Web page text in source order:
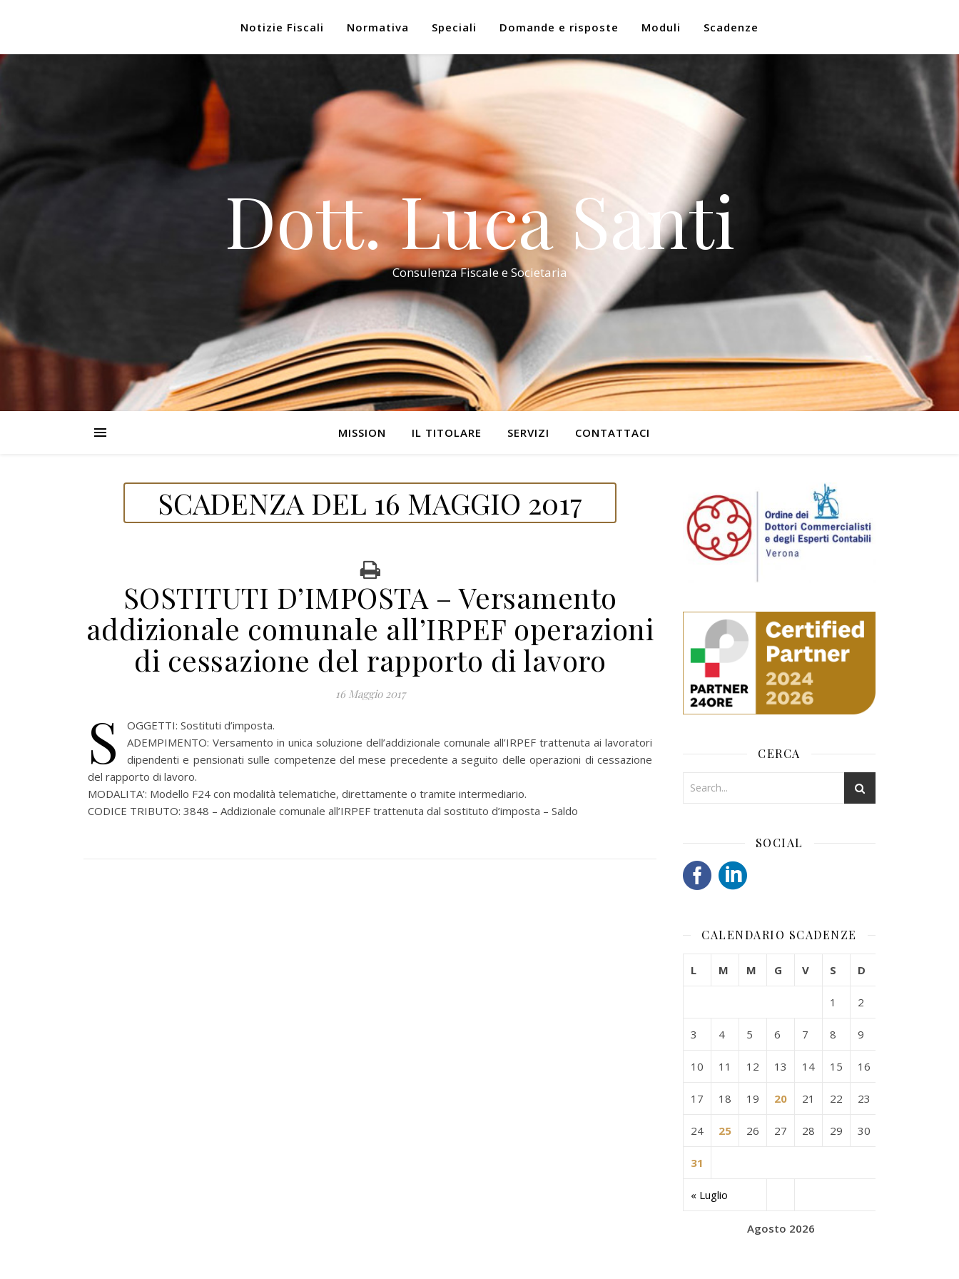
Notizie Fiscali Normativa Speciali Domande e risposte Moduli Scadenze
Dott. Luca Santi
Consulenza Fiscale e Societaria
MISSION IL TITOLARE SERVIZI CONTATTACI
SCADENZA DEL 16 MAGGIO 2017
SOSTITUTI D’IMPOSTA – Versamento
addizionale comunale all’IRPEF operazioni
di cessazione del rapporto di lavoro
16 Maggio 2017
S
OGGETTI: Sostituti d’imposta.
ADEMPIMENTO: Versamento in unica soluzione dell’addizionale comunale all’IRPEF trattenuta ai lavoratori
dipendenti e pensionati sulle competenze del mese precedente a seguito delle operazioni di cessazione
del rapporto di lavoro.
MODALITA’: Modello F24 con modalità telematiche, direttamente o tramite intermediario.
CODICE TRIBUTO: 3848 – Addizionale comunale all’IRPEF trattenuta dal sostituto d’imposta – Saldo
CERCA
SOCIAL
CALENDARIO SCADENZE
Agosto 2026
L M M G V S D
« Luglio
1 2
3 4 5 6 7 8 9
10 11 12 13 14 15 16
17 18 19 20 21 22 23
24 25 26 27 28 29 30
31